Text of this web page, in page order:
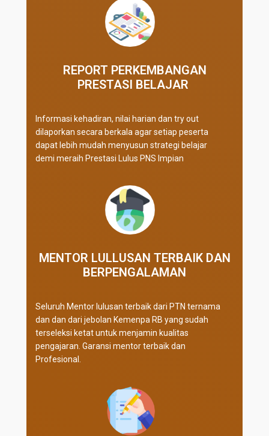
REPORT PERKEMBANGAN
PRESTASI BELAJAR ​
Informasi kehadiran, nilai harian dan try out
dilaporkan secara berkala agar setiap peserta
dapat lebih mudah menyusun strategi belajar
demi meraih Prestasi Lulus PNS Impian
MENTOR LULLUSAN TERBAIK DAN
BERPENGALAMAN
Seluruh Mentor lulusan terbaik dari PTN ternama
dan dan dari jebolan Kemenpa RB yang sudah
terseleksi ketat untuk menjamin kualitas
pengajaran. Garansi mentor terbaik dan
Profesional.